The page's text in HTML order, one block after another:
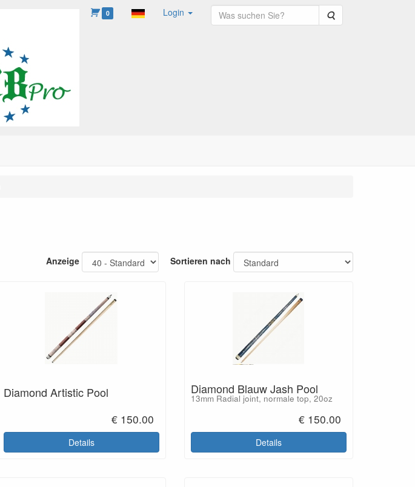
0 Login Suche
Anzeige Sortieren nach
Diamond Artistic Pool
€ 150.00
Details
Diamond Blauw Jash Pool
13mm Radial joint, normale top, 20oz
€ 150.00
Details